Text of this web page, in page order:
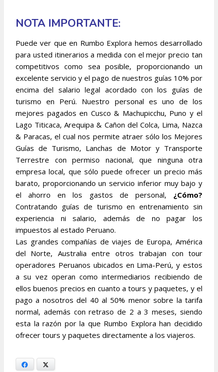
NOTA IMPORTANTE:
Puede ver que en Rumbo Explora hemos desarrollado
para usted itinerarios a medida con el mejor precio tan
competitivos como sea posible, proporcionando un
excelente servicio y el pago de nuestros guías 10% por
encima del salario legal acordado con los guías de
turismo en Perú. Nuestro personal es uno de los
mejores pagados en Cusco & Machupicchu, Puno y el
Lago Titicaca, Arequipa & Cañon del Colca, Lima, Nazca
& Paracas, el cual nos permite atraer sólo los Mejores
Guías de Turismo, Lanchas de Motor y Transporte
Terrestre con permiso nacional, que ninguna otra
empresa local, que sólo puede ofrecer un precio más
barato, proporcionando un servicio inferior muy bajo y
el ahorro en los gastos de personal, ¿Cómo?
Contratando guías de turismo en entrenamiento sin
experiencia ni salario, además de no pagar los
impuestos al estado Peruano.
Las grandes compañías de viajes de Europa, América
del Norte, Australia entre otros trabajan con tour
operadores Peruanos ubicados en Lima-Perú, y estos
a su vez operan como intermediarios recibiendo de
ellos buenos precios en cuanto a tours y paquetes, y el
pago a nosotros del 40 al 50% menor sobre la tarifa
normal, además con retraso de 2 a 3 meses, siendo
esta la razón por la que Rumbo Explora han decidido
ofrecer tours y paquetes directamente a los viajeros.
Facebook